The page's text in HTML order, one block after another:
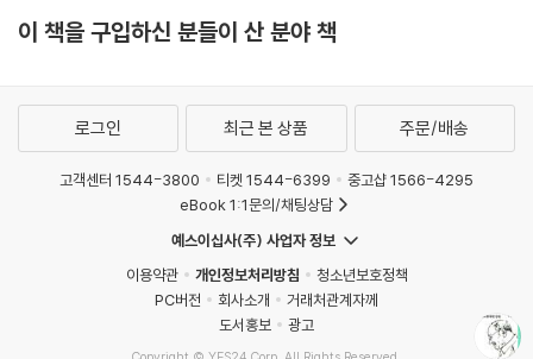
--- p.403
때문에 우리를 열광하게 한다고 했다. 그렇다면 세상에 음모론자들이 우글
거린다는 사실에 우리는 무관심해질 수도 있다. 어떤 사람이 미국이 달 착
륙을 못했다고 생각한다면 그건 그 사람 문제 아닌가. 2013년에 대니얼 졸
리와 캐런 더글러스는 『음모론의 사회적 결과』에서 〈음모론을 지지하는 정
보에 노출되는 사람들은 음모론을 반박하는 연구를 믿는 사람들보다 정치
참여 의욕이 위축된다〉라는 결론을 내렸다. 사실 신세계 질서를 수립하려
는 비밀결사 ─ 그게 일루미나티든 빌더버그 회의이든 ─ 가 세계사를 이끈
다고 믿는 사람이 도대체 뭘 해볼 수 있겠는가? 체념하고 속을 끓이는 게
전부다. 이렇게 모든 음모론은 사람들의 상상력을 존재하지 않는 위험으로
이 책을 구입하신 분들이 산 분야 책
로그인 최근 본 상품 주문/배송
고객센터 1544-3800 티켓 1544-6399
중고샵 1566-4295
eBook 1:1문의/채팅상담
예스이십사(주) 사업자 정보
이용약관
개인정보처리방침
청소년보호정책
PC버전
회사소개
거래처관계자께
도서홍보
광고